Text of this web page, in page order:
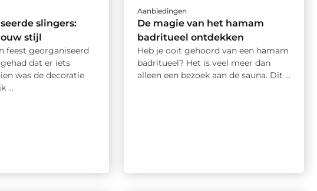
slingers:
stijl
feest georganiseerd
dat er iets
was de decoratie
...
Aanbiedingen
De magie van het hamam
badritueel ontdekken
Heb je ooit gehoord van een hamam
badritueel? Het is veel meer dan
alleen een bezoek aan de sauna. Dit ...